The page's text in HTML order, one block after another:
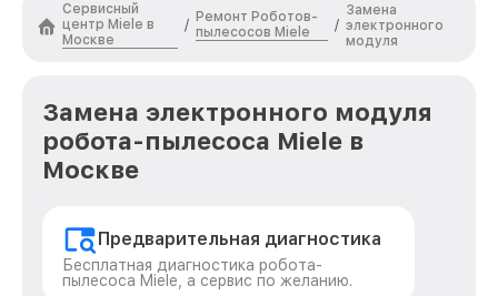
Сервисный
центр Miele в
Москве
/
Ремонт Роботов-
пылесосов Miele
/
Замена
электронного
модуля
Замена электронного модуля
робота-пылесоса Miele в
Москве
Предварительная диагностика
Бесплатная диагностика робота-
пылесоса Miele, а сервис по желанию.